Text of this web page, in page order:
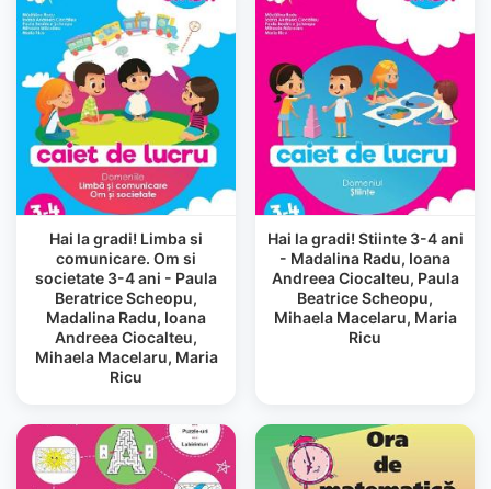
Hai la gradi! Limba si
comunicare. Om si
societate 3-4 ani - Paula
Beratrice Scheopu,
Madalina Radu, Ioana
Andreea Ciocalteu,
Mihaela Macelaru, Maria
Ricu
Hai la gradi! Stiinte 3-4 ani
- Madalina Radu, Ioana
Andreea Ciocalteu, Paula
Beatrice Scheopu,
Mihaela Macelaru, Maria
Ricu